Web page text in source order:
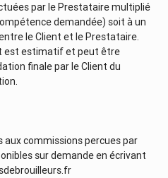
par le Prestataire multiplié
demandée) soit à un
le Client et le Prestataire.
est estimatif et peut être
finale par le Client du
commissions percues par
sur demande en écrivant